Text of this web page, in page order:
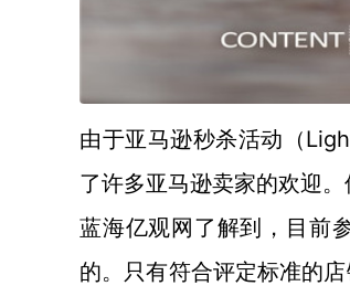
由于亚马逊秒杀活动 （
了许多亚马逊卖家的欢迎
蓝海亿观网了解到，目前
的。只有符合评定标准的